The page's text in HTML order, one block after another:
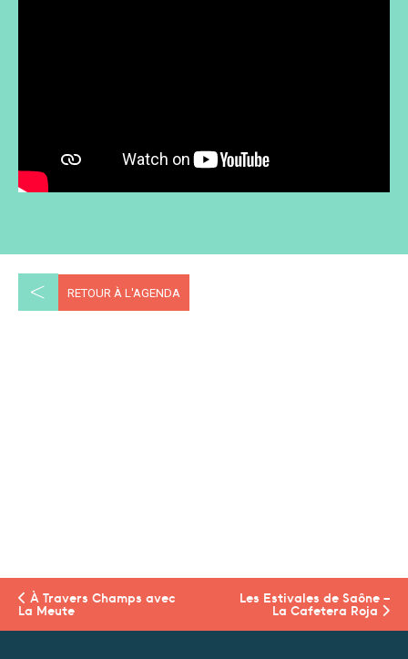
< RETOUR À L'AGENDA
À Travers Champs avec
La Meute
Les Estivales de Saône –
La Cafetera Roja